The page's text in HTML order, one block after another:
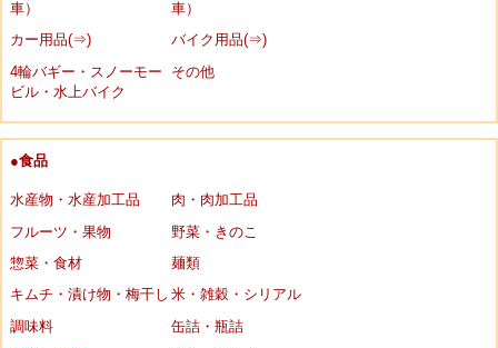
車）
車）
カー用品(⇒)
バイク用品(⇒)
4輪バギー・スノーモー
ビル・水上バイク
その他
●食品
水産物・水産加工品
肉・肉加工品
フルーツ・果物
野菜・きのこ
惣菜・食材
麺類
キムチ・漬け物・梅干し 米・雑穀・シリアル
調味料
缶詰・瓶詰